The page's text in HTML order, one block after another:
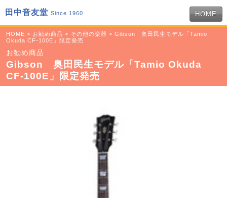
田中音友堂 Since 1960 HOME
HOME > お勧め商品 > その他の楽器 > Gibson 奥田民生モデル「Tamio
Okuda CF-100E」限定発売
お勧め商品
Gibson 奥田民生モデル「Tamio Okuda
CF-100E」限定発売